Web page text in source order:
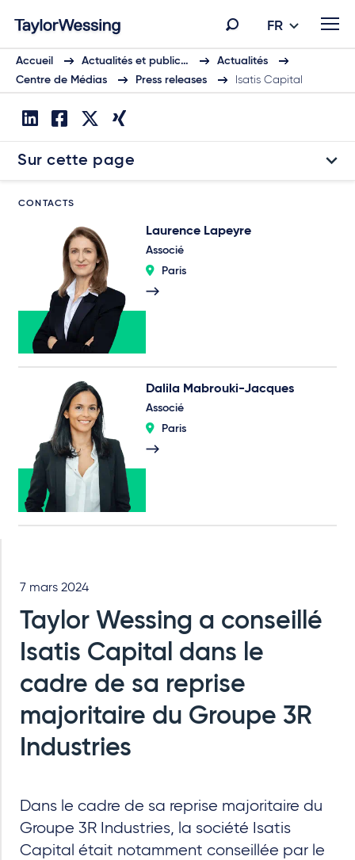
FR
Accueil Actualités et public…
Actualités
Centre de Médias
Press releases Isatis Capital
Sur cette page
CONTACTS
Laurence Lapeyre
Associé
Paris
Dalila Mabrouki-Jacques
Associé
Paris
7 mars 2024
Taylor Wessing a conseillé
Isatis Capital dans le
cadre de sa reprise
majoritaire du Groupe 3R
Industries
Dans le cadre de sa reprise majoritaire du
Groupe 3R Industries, la société Isatis
Capital était notamment conseillée par le